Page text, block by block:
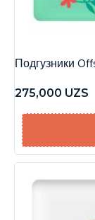
Подгузники
275,000 UZS